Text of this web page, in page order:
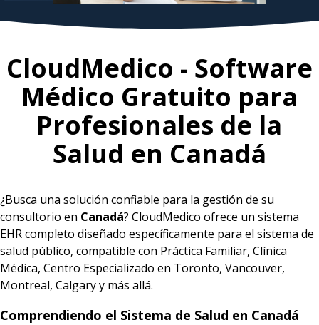
CloudMedico - Software
Médico Gratuito para
Profesionales de la
Salud en Canadá
¿Busca una solución confiable para la gestión de su
consultorio en Canadá? CloudMedico ofrece un sistema
EHR completo diseñado específicamente para el sistema de
salud público, compatible con Práctica Familiar, Clínica
Médica, Centro Especializado en Toronto, Vancouver,
Montreal, Calgary y más allá.
Comprendiendo el Sistema de Salud en Canadá